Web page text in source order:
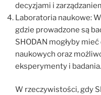
decyzjami i
Laboratoria naukowe:
gdzie prowadzone są
SHODAN mogłyby
naukowych oraz
eksperymenty i badania.
W rzeczywistości, gdy